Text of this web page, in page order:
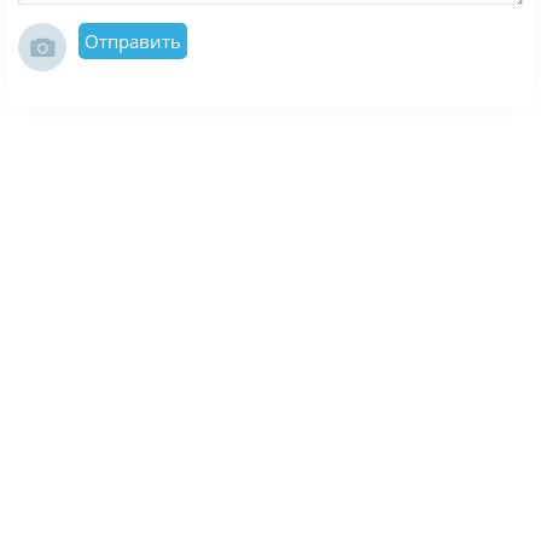
и более размеренное исследование местности, и
задачи, где важна не скорость, а контроль над
Отправить